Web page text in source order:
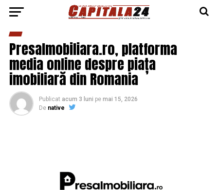
PresaImobiliara.ro, platforma
media online despre piața
imobiliară din Romania
Publicat acum 3 luni pe mai 15, 2026
De native